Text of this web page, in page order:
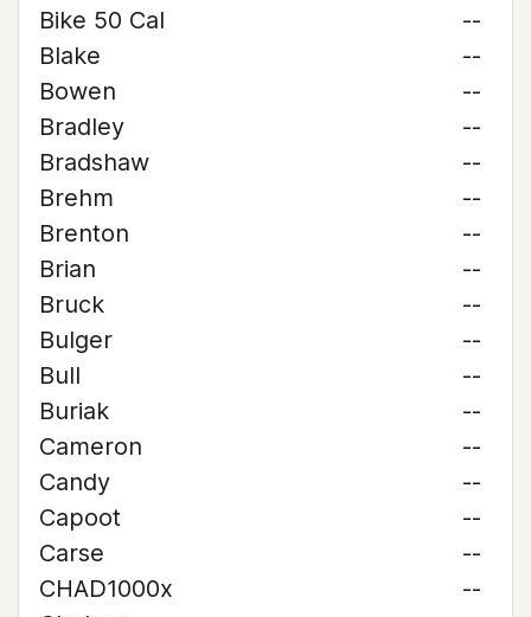
Bike 50 Cal
--
Blake
--
Bowen
--
Bradley
--
Bradshaw
--
Brehm
--
Brenton
--
Brian
--
Bruck
--
Bulger
--
Bull
--
Buriak
--
Cameron
--
Candy
--
Capoot
--
Carse
--
CHAD1000x
--